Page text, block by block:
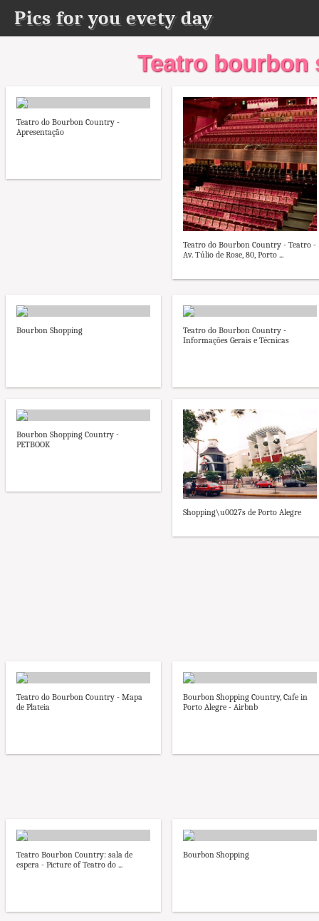
Pics for you evety day
Teatro bourbon
Teatro do Bourbon Country -
Apresentação
Teatro do Bourbon Country - Teatro -
Av. Túlio de Rose, 80, Porto ...
Bourbon Shopping
Teatro do Bourbon Country -
Informações Gerais e Técnicas
Bourbon Shopping Country -
PETBOOK
Shopping\u0027s de Porto Alegre
Teatro do Bourbon Country - Mapa
de Plateia
Bourbon Shopping Country, Cafe in
Porto Alegre - Airbnb
Teatro Bourbon Country: sala de
espera - Picture of Teatro do ...
Bourbon Shopping